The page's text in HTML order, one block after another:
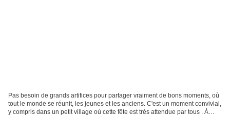
Pas besoin de grands artifices pour partager vraiment de bons moments, où
tout le monde se réunit, les jeunes et les anciens. C'est un moment convivial,
y compris dans un petit village où cette fête est très attendue par tous . À